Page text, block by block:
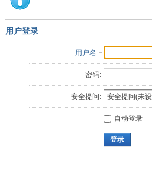
用户登录
用户名
密码:
安全提问:
自动登录
登录